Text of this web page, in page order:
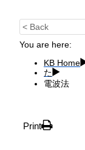
< Back
You are here:
KB Home
た
電波法
Print